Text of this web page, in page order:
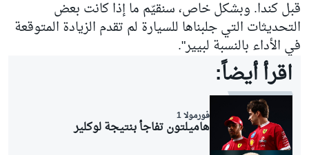
قبل كندا. وبشكل خاص، سنقيّم ما إذا كانت بعض
التحديثات التي جلبناها للسيارة لم تقدم الزيادة المتوقعة
في الأداء بالنسبة لبيير".
اقرأ أيضاً:
فورمولا 1
هاميلتون تفاجأ بنتيجة لوكلير